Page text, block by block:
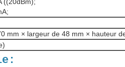
mm × largeur de 48 mm × hauteur